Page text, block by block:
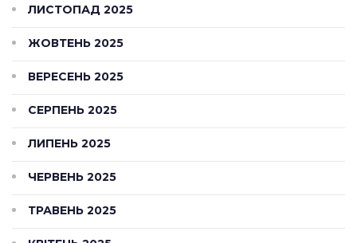
ЛИСТОПАД 2025
ЖОВТЕНЬ 2025
ВЕРЕСЕНЬ 2025
СЕРПЕНЬ 2025
ЛИПЕНЬ 2025
ЧЕРВЕНЬ 2025
ТРАВЕНЬ 2025